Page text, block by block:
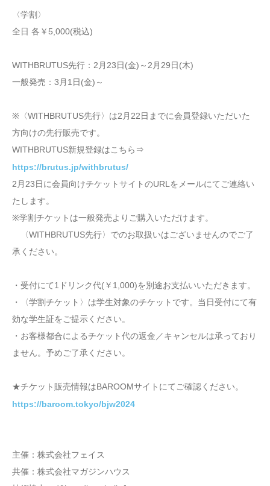
〈学割〉
全日 各￥5,000(税込)
WITHBRUTUS先行：2月23日(金)～2月29日(木)
一般発売：3月1日(金)～
※〈WITHBRUTUS先行〉は2月22日までに会員登録いただいた
方向けの先行販売です。
WITHBRUTUS新規登録はこちら⇒
https://brutus.jp/withbrutus/
2月23日に会員向けチケットサイトのURLをメールにてご連絡い
たします。
※学割チケットは一般発売よりご購入いただけます。
〈WITHBRUTUS先行〉でのお取扱いはございませんのでご了
承ください。
・受付にて1ドリンク代(￥1,000)を別途お支払いいただきます。
・〈学割チケット〉は学生対象のチケットです。当日受付にて有
効な学生証をご提示ください。
・お客様都合によるチケット代の返金／キャンセルは承っており
ません。予めご了承ください。
★チケット販売情報はBAROOMサイトにてご確認ください。
https://baroom.tokyo/bjw2024
主催：株式会社フェイス
共催：株式会社マガジンハウス